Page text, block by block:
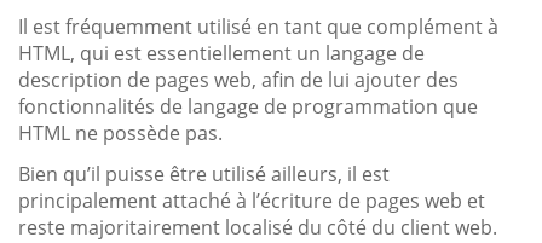
Il est fréquemment utilisé en tant que complément à
HTML, qui est essentiellement un langage de
description de pages web, afin de lui ajouter des
fonctionnalités de langage de programmation que
HTML ne possède pas.
Bien qu’il puisse être utilisé ailleurs, il est
principalement attaché à l’écriture de pages web et
reste majoritairement localisé du côté du client web.